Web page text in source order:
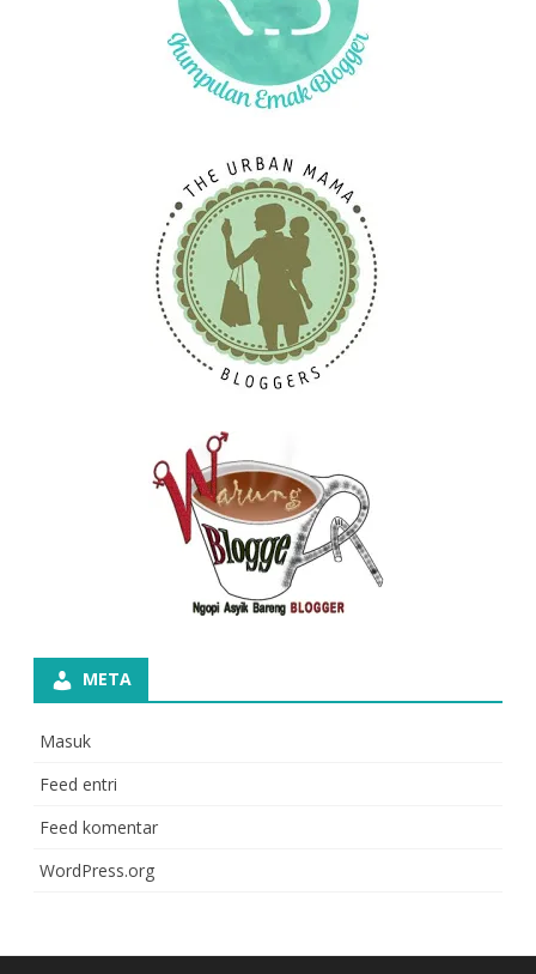
META
Masuk
Feed entri
Feed komentar
WordPress.org